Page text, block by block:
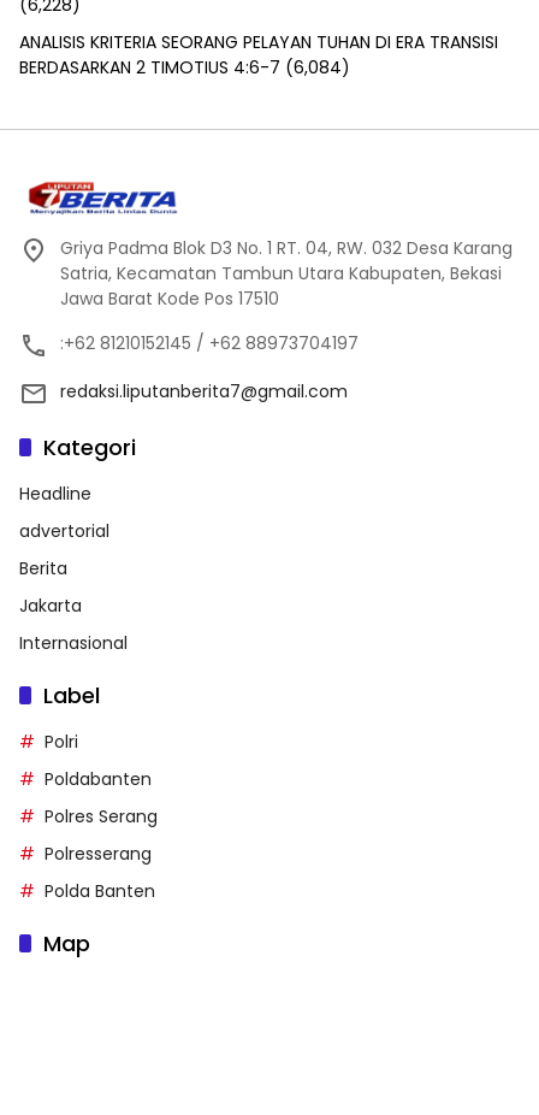
(6,228)
ANALISIS KRITERIA SEORANG PELAYAN TUHAN DI ERA TRANSISI
BERDASARKAN 2 TIMOTIUS 4:6-7 (6,084)
Griya Padma Blok D3 No. 1 RT. 04, RW. 032 Desa Karang
Satria, Kecamatan Tambun Utara Kabupaten, Bekasi
Jawa Barat Kode Pos 17510
:+62 81210152145 / +62 88973704197
redaksi.liputanberita7@gmail.com
Kategori
Headline
advertorial
Berita
Jakarta
Internasional
Label
Polri
Poldabanten
Polres Serang
Polresserang
Polda Banten
Map